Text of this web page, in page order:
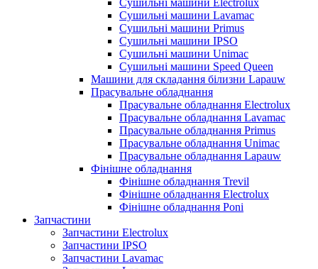
Сушильні машини Electrolux
Сушильні машини Lavamac
Сушильні машини Primus
Сушильні машини IPSO
Сушильні машини Unimac
Сушильні машини Speed Queen
Машини для складання білизни Lapauw
Прасувальне обладнання
Прасувальне обладнання Electrolux
Прасувальне обладнання Lavamac
Прасувальне обладнання Primus
Прасувальне обладнання Unimac
Прасувальне обладнання Lapauw
Фінішне обладнання
Фінішне обладнання Trevil
Фінішне обладнання Electrolux
Фінішне обладнання Poni
Запчастини
Запчастини Electrolux
Запчастини IPSO
Запчастини Lavamac